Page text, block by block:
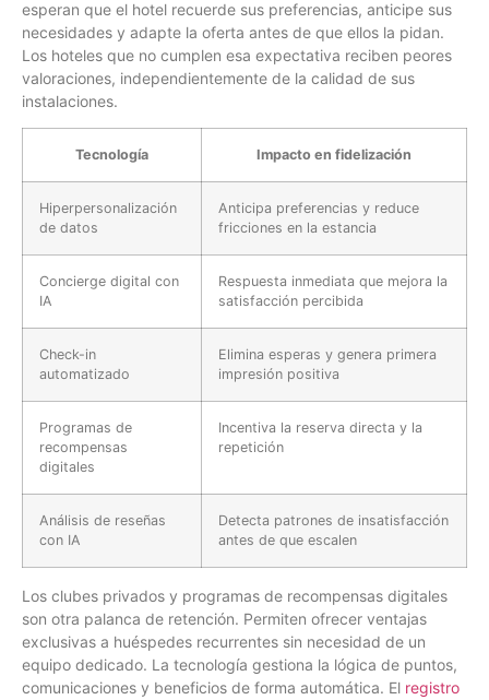
esperan que el hotel recuerde sus preferencias, anticipe sus
necesidades y adapte la oferta antes de que ellos la pidan.
Los hoteles que no cumplen esa expectativa reciben peores
valoraciones, independientemente de la calidad de sus
instalaciones.
Tecnología Impacto en fidelización
Hiperpersonalización
de datos
Anticipa preferencias y reduce
fricciones en la estancia
Concierge digital con
IA
Respuesta inmediata que mejora la
satisfacción percibida
Check-in
automatizado
Elimina esperas y genera primera
impresión positiva
Programas de
recompensas
digitales
Incentiva la reserva directa y la
repetición
Análisis de reseñas
con IA
Detecta patrones de insatisfacción
antes de que escalen
Los clubes privados y programas de recompensas digitales
son otra palanca de retención. Permiten ofrecer ventajas
exclusivas a huéspedes recurrentes sin necesidad de un
equipo dedicado. La tecnología gestiona la lógica de puntos,
comunicaciones y beneficios de forma automática. El registro